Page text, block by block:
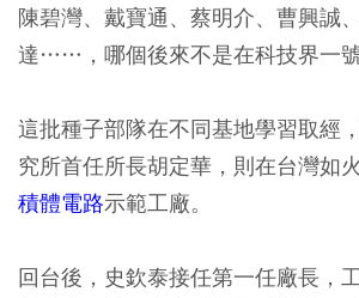
陳碧灣、戴寶通、蔡明介、曹興誠
達……，哪個後來不是在科技界一號
這批種子部隊在不同基地學習取經
究所首任所長胡定華，則在台灣如
積體電路示範工廠。
回台後，史欽泰接任第一任廠長，